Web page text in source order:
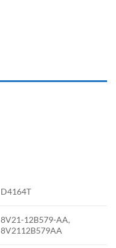
D4164T
8V21-12B579-AA,
8V2112B579AA